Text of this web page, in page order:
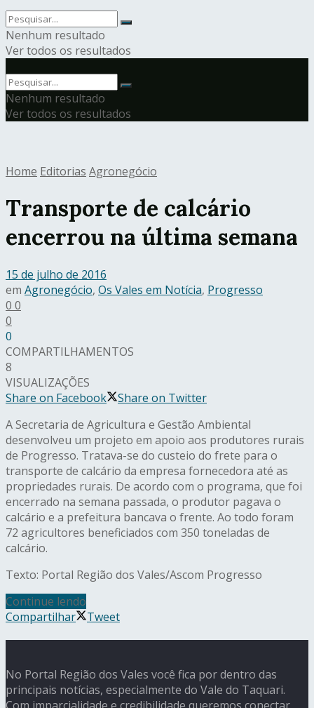
Nenhum resultado
Ver todos os resultados
Nenhum resultado
Ver todos os resultados
Home Editorias Agronegócio
Transporte de calcário
encerrou na última semana
15 de julho de 2016
em Agronegócio, Os Vales em Notícia, Progresso
0 0
0
0
COMPARTILHAMENTOS
8
VISUALIZAÇÕES
Share on Facebook
Share on Twitter
A Secretaria de Agricultura e Gestão Ambiental
desenvolveu um projeto em apoio aos produtores rurais
de Progresso. Tratava-se do custeio do frete para o
transporte de calcário da empresa fornecedora até as
propriedades rurais. De acordo com o programa, que foi
encerrado na semana passada, o produtor pagava o
calcário e a prefeitura bancava o frente. Ao todo foram
72 agricultores beneficiados com 350 toneladas de
calcário.
Texto: Portal Região dos Vales/Ascom Progresso
Continue lendo
Compartilhar
Tweet
No Portal Região dos Vales você fica por dentro das
principais notícias, especialmente do Vale do Taquari.